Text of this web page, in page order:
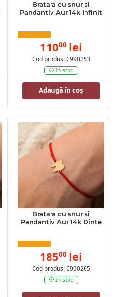
Bratara cu snur si
Pandantiv Aur 14k Infinit
11000 lei
Cod produs: C990253
In stoc
Adaugă în coș
Bratara cu snur si
Pandantiv Aur 14k Dinte
18500 lei
Cod produs: C990265
In stoc